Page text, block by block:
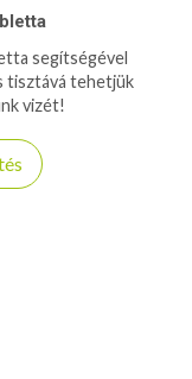
segítségével
tisztává tehetjük
vizét!